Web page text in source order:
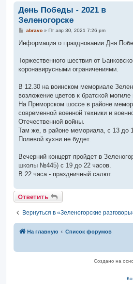
День Победы - 2021 в
Зеленогорске
С
о
е
н
и
abravo» Пт апр 30, 2021 7:26 pm
Информация о праздновании Дня
Торжественного шествия от
коронавирусными ограничениями.
В 12.30 на воинском мемориале
возложение цветов к братской
На Приморском шоссе в районе
современной военной техники и
Отечественной войны.
Там же, в районе мемориала, с 13 до
Полевой кухни не будет.
Вечерний концерт пройдет в
школы №445) с 19 до 22 часов.
В 22 часа - праздничный салют.
Ответить
Вернуться в «Зеленогорские
На главную Список форумов
Создано на